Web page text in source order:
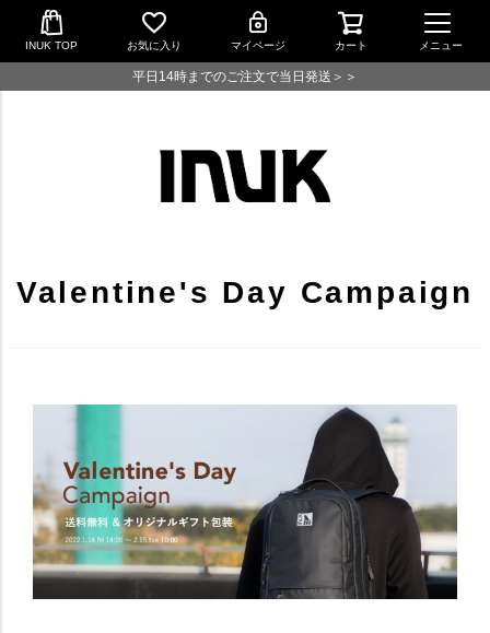
INUK TOP お気に入り マイページ カート メニュー
平日14時までのご注文で当日発送＞＞
Valentine's Day Campaign